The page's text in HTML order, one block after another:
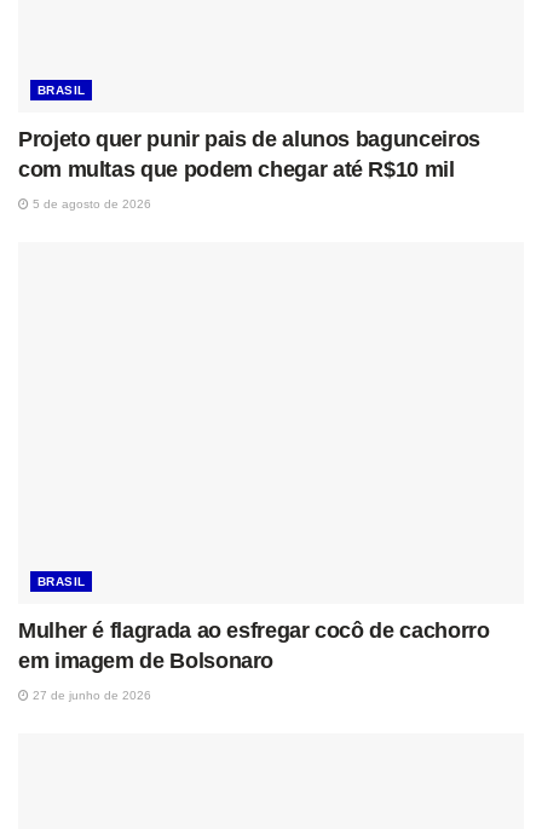
BRASIL
Projeto quer punir pais de alunos bagunceiros
com multas que podem chegar até R$10 mil
5 de agosto de 2026
BRASIL
Mulher é flagrada ao esfregar cocô de cachorro
em imagem de Bolsonaro
27 de junho de 2026